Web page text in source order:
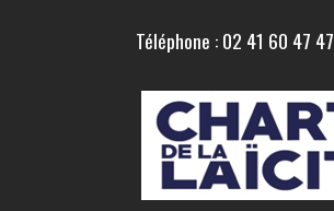
Téléphone : 02 41 60 47 47